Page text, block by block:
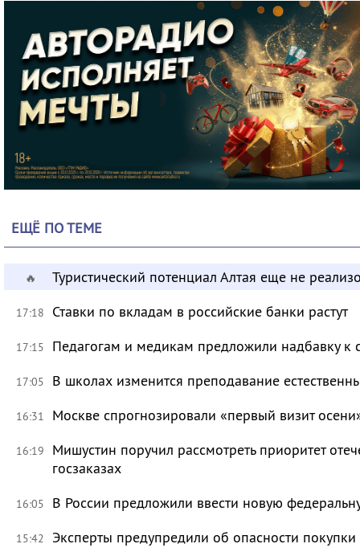
ЕЩЁ ПО ТЕМЕ
🔥 Туристический потенциал Алтая еще не
17:18 Ставки по вкладам в российские банки растут
17:15 Педагогам и медикам предложили надбавку к
17:05 В школах изменится преподавание
16:31 Москве спрогнозировали «первый визит
16:19
Мишустин поручил рассмотреть приоритет
госзаказах
16:05 В России предложили ввести новую
15:42 Эксперты предупредили об опасности